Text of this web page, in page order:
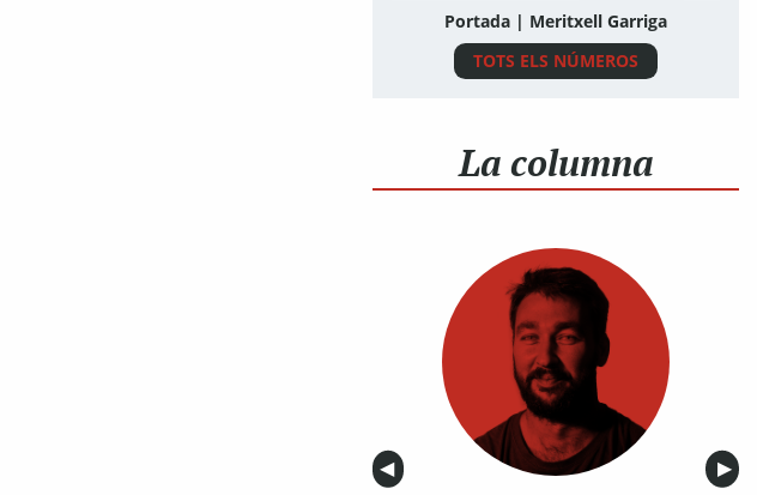
Portada | Meritxell Garriga
TOTS ELS NÚMEROS
La columna
Anterior
◀︎ ▶︎